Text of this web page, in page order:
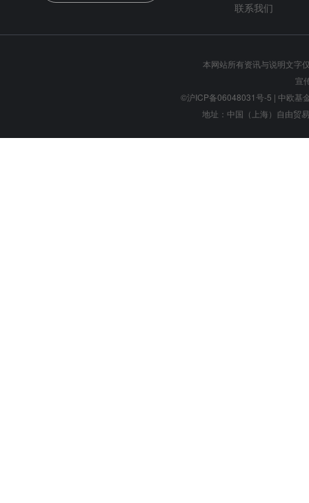
联系我们
本网站所有资讯与说明文字
宣
©沪ICP备06048031号-5 | 中欧基
地址：中国（上海）自由贸